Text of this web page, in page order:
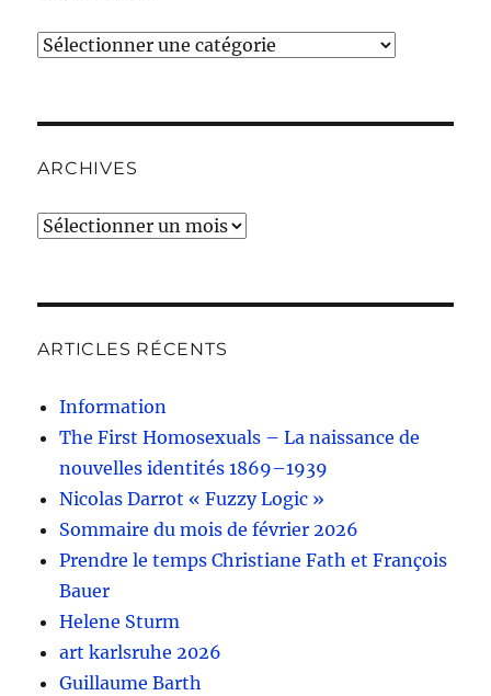
Catégories
ARCHIVES
Archives
ARTICLES RÉCENTS
Information
The First Homosexuals – La naissance de
nouvelles identités 1869–1939
Nicolas Darrot « Fuzzy Logic »
Sommaire du mois de février 2026
Prendre le temps Christiane Fath et François
Bauer
Helene Sturm
art karlsruhe 2026
Guillaume Barth